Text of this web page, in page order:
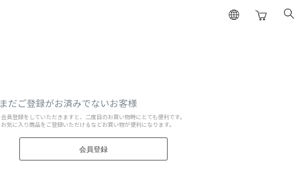
まだご登録がお済みでないお客様
会員登録をしていただきますと、二度目のお買い物時にとても便利です。
お気に入り商品をご登録いただけるなどお買い物が便利になります。
会員登録